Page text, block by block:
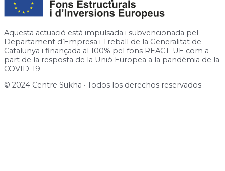
Aquesta actuació està impulsada i subvencionada pel
Departament d’Empresa i Treball de la Generalitat de
Catalunya i finançada al 100% pel fons REACT-UE com a
part de la resposta de la Unió Europea a la pandèmia de la
COVID-19
© 2024 Centre Sukha · Todos los derechos reservados